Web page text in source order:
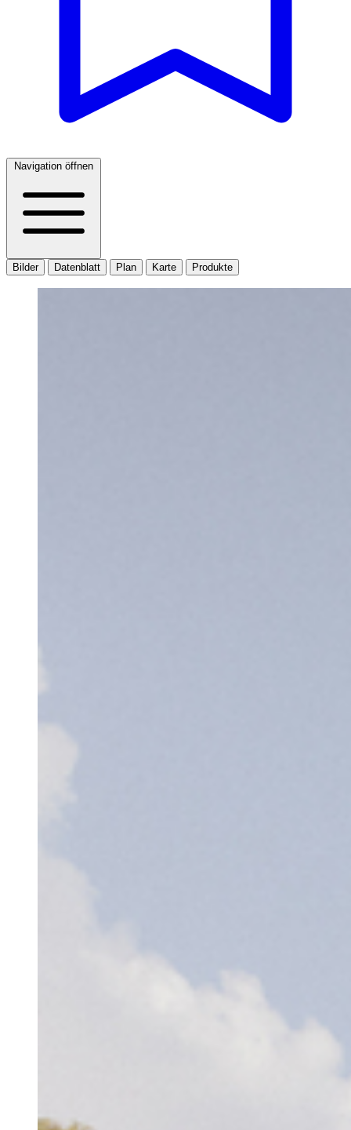
Navigation öffnen
Bilder Datenblatt Plan Karte Produkte